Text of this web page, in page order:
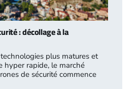
: décollage à la
plus matures et
hyper rapide, le marché
de sécurité commence